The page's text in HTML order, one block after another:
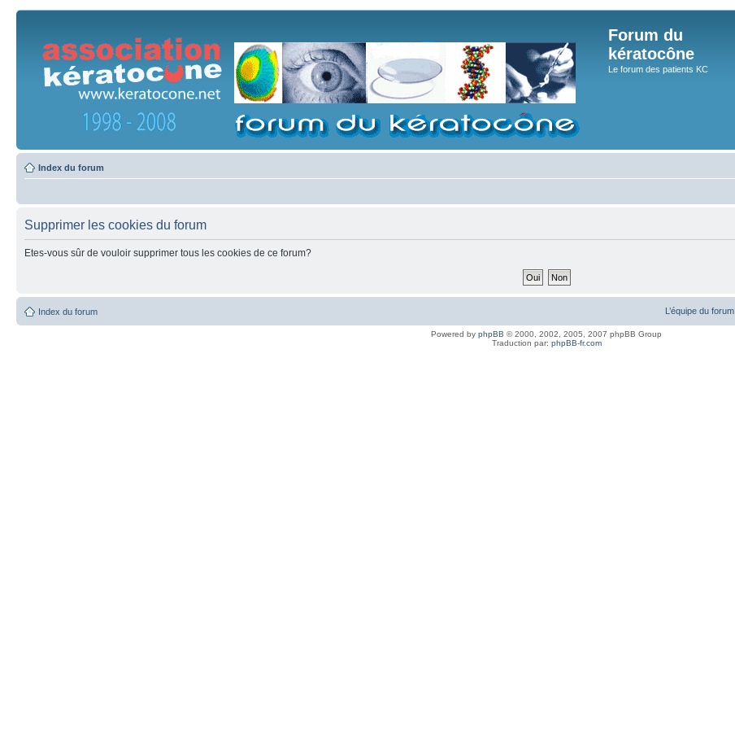
Forum du
kératocône
Le forum des patients KC
Index du forum
Supprimer les cookies du forum
Etes-vous sûr de vouloir supprimer tous les cookies de ce forum?
Index du forum L’équipe du forum
Powered by phpBB © 2000, 2002, 2005, 2007 phpBB Group
Traduction par: phpBB-fr.com